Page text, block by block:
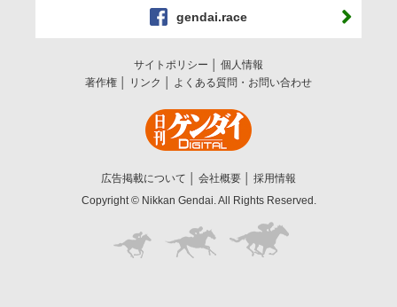
gendai.race
サイトポリシー
個人情報
著作権
リンク よくある質問・お問い合わせ
広告掲載について 会社概要
採用情報
Copyright © Nikkan Gendai. All Rights Reserved.